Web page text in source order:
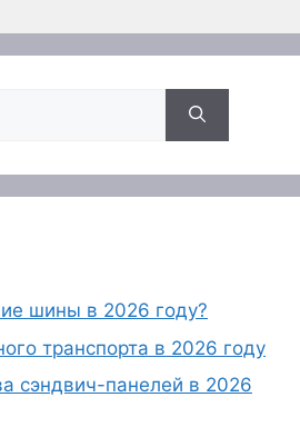
шины в 2026 году?
транспорта в 2026 году
сэндвич-панелей в 2026